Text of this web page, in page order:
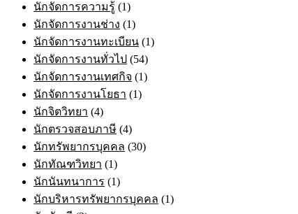
นักจัดการความรู้ (1)
นักจัดการงานช่าง (1)
นักจัดการงานทะเบียน (1)
นักจัดการงานทั่วไป (54)
นักจัดการงานเทศกิจ (1)
นักจัดการงานโยธา (1)
นักจิตวิทยา (4)
นักตรวจสอบภาษี (4)
นักทรัพยากรบุคคล (30)
นักทัณฑวิทยา (1)
นักนันทนาการ (1)
นักบริหารทรัพยากรบุคคล (1)